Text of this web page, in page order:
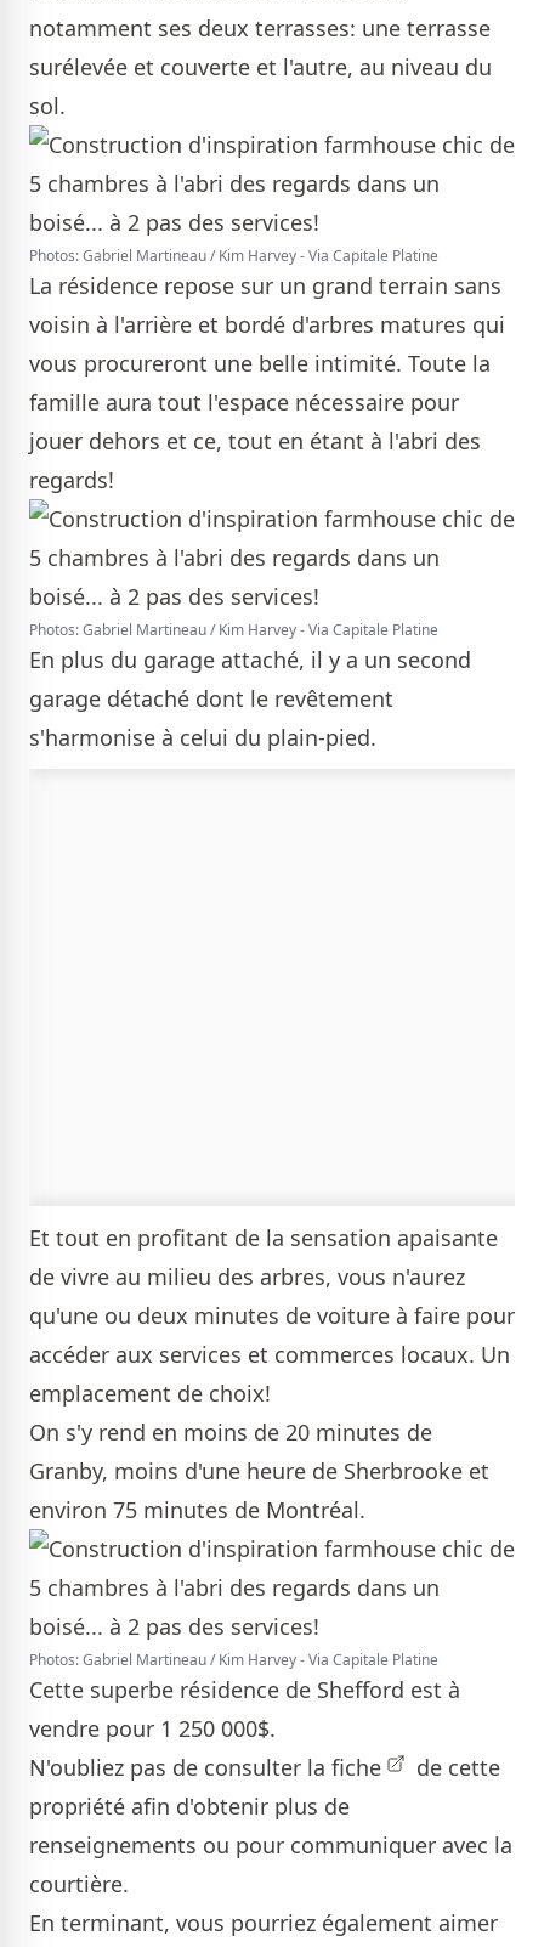
notamment ses deux terrasses: une terrasse
surélevée et couverte et l'autre, au niveau du
sol.
Photos: Gabriel Martineau / Kim Harvey - Via Capitale Platine
La résidence repose sur un grand terrain sans
voisin à l'arrière et bordé d'arbres matures qui
vous procureront une belle intimité. Toute la
famille aura tout l'espace nécessaire pour
jouer dehors et ce, tout en étant à l'abri des
regards!
Photos: Gabriel Martineau / Kim Harvey - Via Capitale Platine
En plus du garage attaché, il y a un second
garage détaché dont le revêtement
s'harmonise à celui du plain-pied.
Et tout en profitant de la sensation apaisante
de vivre au milieu des arbres, vous n'aurez
qu'une ou deux minutes de voiture à faire pour
accéder aux services et commerces locaux. Un
emplacement de choix!
On s'y rend en moins de 20 minutes de
Granby, moins d'une heure de Sherbrooke et
environ 75 minutes de Montréal.
Photos: Gabriel Martineau / Kim Harvey - Via Capitale Platine
Cette superbe résidence de Shefford est à
vendre pour 1 250 000$.
N'oubliez pas de consulter la fiche
de cette
propriété afin d'obtenir plus de
renseignements ou pour communiquer avec la
courtière.
En terminant, vous pourriez également aimer